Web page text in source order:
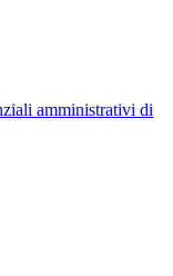
amministrativi di